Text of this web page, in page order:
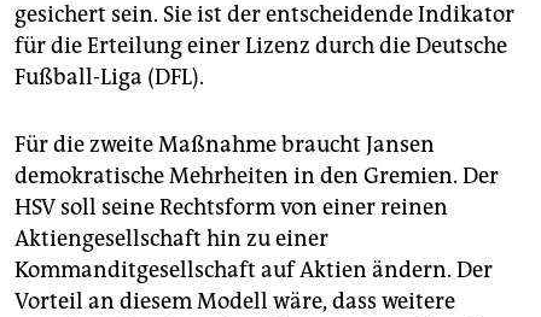
gesichert sein. Sie ist der entscheidende Indikator
für die Erteilung einer Lizenz durch die Deutsche
Fußball-Liga (DFL).
Für die zweite Maßnahme braucht Jansen
demokratische Mehrheiten in den Gremien. Der
HSV soll seine Rechtsform von einer reinen
Aktiengesellschaft hin zu einer
Kommanditgesellschaft auf Aktien ändern. Der
Vorteil an diesem Modell wäre, dass weitere